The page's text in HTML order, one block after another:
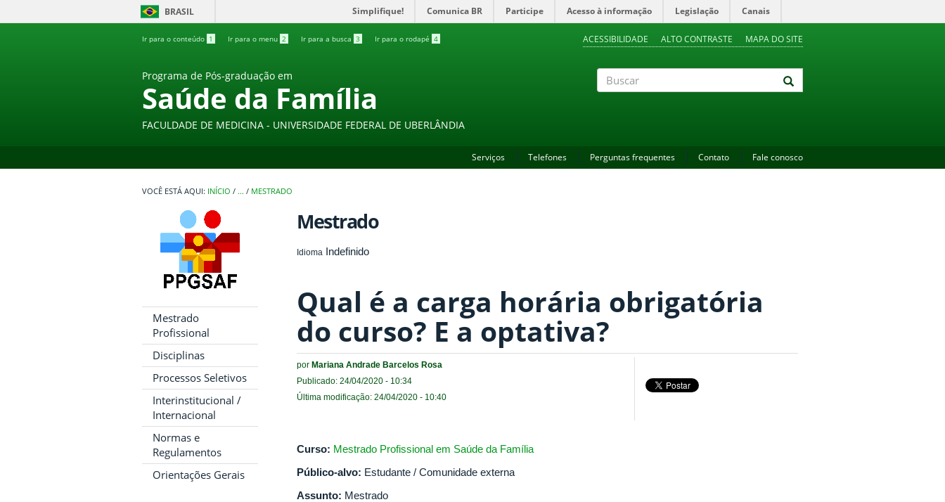
BRASIL Simplifique! Comunica BR Participe Acesso à informação Legislação Canais
Ir para o conteúdo 1 Ir para o menu 2 Ir para a busca 3 Ir para o rodapé 4 ACESSIBILIDADE ALTO CONTRASTE MAPA DO SITE
Programa de Pós-graduação em
Saúde da Família
FACULDADE DE MEDICINA - UNIVERSIDADE FEDERAL DE UBERLÂNDIA
Serviços Telefones Perguntas frequentes Contato Fale conosco
INÍCIO / ... / MESTRADO
Mestrado
Profissional
Disciplinas
Processos Seletivos
Interinstitucional /
Internacional
Normas e
Regulamentos
Orientações Gerais
Mestrado
Idioma Indefinido
Qual é a carga horária obrigatória
do curso? E a optativa?
por Mariana Andrade Barcelos Rosa
Publicado: 24/04/2020 - 10:34
Última modificação: 24/04/2020 - 10:40
Curso: Mestrado Profissional em Saúde da Família
Público-alvo: Estudante / Comunidade externa
Assunto: Mestrado